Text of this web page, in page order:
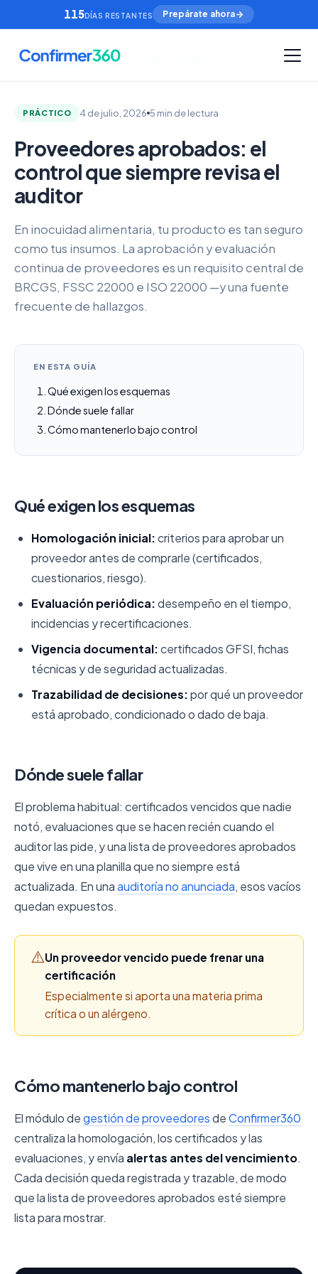
115DÍAS RESTANTES Prepárate ahora
Inicio/Guías Ley 21.719/Proveedores aprobados
PRÁCTICO 4 de julio, 2026 5 min de lectura
Proveedores aprobados: el
control que siempre revisa el
auditor
En inocuidad alimentaria, tu producto es tan seguro
como tus insumos. La aprobación y evaluación
continua de proveedores es un requisito central de
BRCGS, FSSC 22000 e ISO 22000 —y una fuente
frecuente de hallazgos.
EN ESTA GUÍA
Qué exigen los esquemas
Dónde suele fallar
Cómo mantenerlo bajo control
Qué exigen los esquemas
Homologación inicial:criterios para aprobar un
proveedor antes de comprarle (certificados,
cuestionarios, riesgo).
Evaluación periódica:desempeño en el tiempo,
incidencias y recertificaciones.
Vigencia documental:certificados GFSI, fichas
técnicas y de seguridad actualizadas.
Trazabilidad de decisiones:por qué un proveedor
está aprobado, condicionado o dado de baja.
Dónde suele fallar
El problema habitual: certificados vencidos que nadie
notó, evaluaciones que se hacen recién cuando el
auditor las pide, y una lista de proveedores aprobados
que vive en una planilla que no siempre está
actualizada. En unaauditoría no anunciada, esos vacíos
quedan expuestos.
⚠️Un proveedor vencido puede frenar una
certificación
Especialmente si aporta una materia prima
crítica o un alérgeno.
Cómo mantenerlo bajo control
El módulo degestión de proveedoresdeConfirmer360
centraliza la homologación, los certificados y las
evaluaciones, y envía alertas antes del vencimiento.
Cada decisión queda registrada y trazable, de modo
que la lista de proveedores aprobados esté siempre
lista para mostrar.